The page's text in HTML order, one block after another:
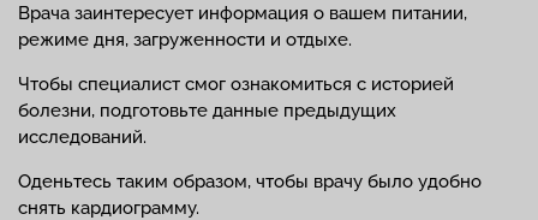
Врача заинтересует информация о вашем питании,
режиме дня, загруженности и отдыхе.
Чтобы специалист смог ознакомиться с историей
болезни, подготовьте данные предыдущих
исследований.
Оденьтесь таким образом, чтобы врачу было удобно
снять кардиограмму.